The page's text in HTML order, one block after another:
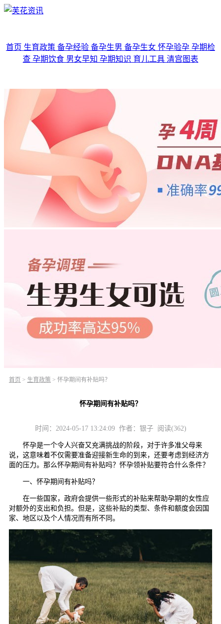
首页 生育政策 备孕经验 备孕生男 备孕生女 怀孕验孕 孕期检
查 孕期饮食 男女早知 孕期知识 育儿工具 清宫图表
首页 > 生育政策 > 怀孕期间有补贴吗？
怀孕期间有补贴吗？
时间：2024-05-17 13:24:09 作者：银子 阅读(362)
怀孕是一个令人兴奋又充满挑战的阶段，对于许多准父母来
说，这意味着不仅需要准备迎接新生命的到来，还要考虑到经济方
面的压力。那么怀孕期间有补贴吗？怀孕领补贴要符合什么条件？
一、怀孕期间有补贴吗？
在一些国家，政府会提供一些形式的补贴来帮助孕期的女性应
对额外的支出和负担。但是，这些补贴的类型、条件和额度会因国
家、地区以及个人情况而有所不同。